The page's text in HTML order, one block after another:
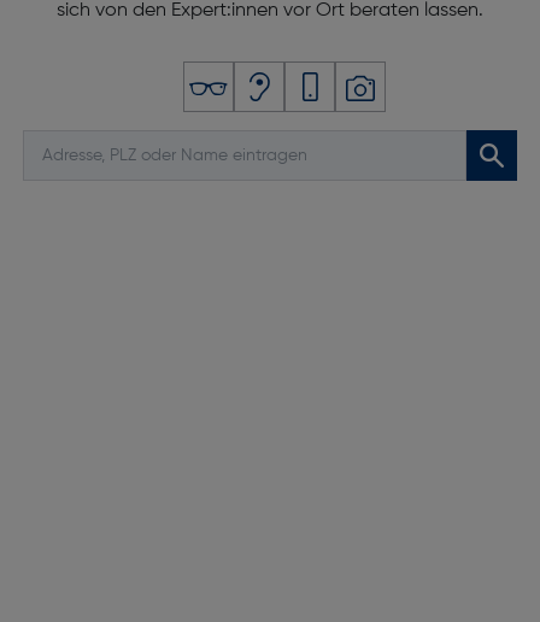
sich von den Expert:innen vor Ort beraten lassen.